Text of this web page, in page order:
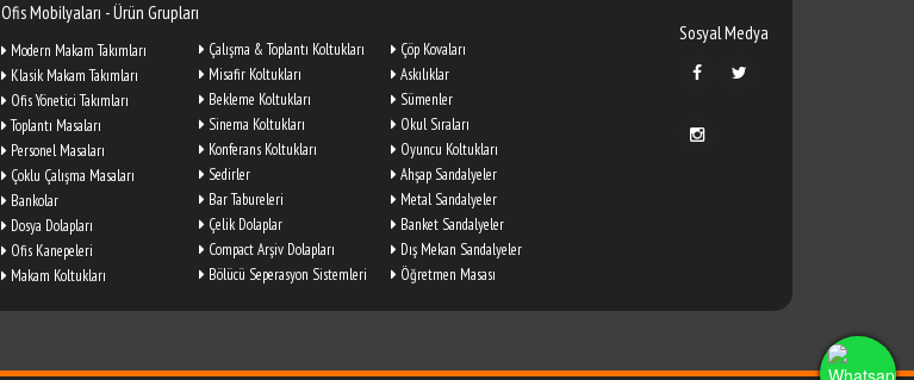
Ofis Mobilyaları - Ürün Grupları
Modern Makam Takımları
Klasik Makam Takımları
Ofis Yönetici Takımları
Toplantı Masaları
Personel Masaları
Çoklu Çalışma Masaları
Bankolar
Dosya Dolapları
Ofis Kanepeleri
Makam Koltukları
Çalışma & Toplantı Koltukları
Misafir Koltukları
Bekleme Koltukları
Sinema Koltukları
Konferans Koltukları
Sedirler
Bar Tabureleri
Çelik Dolaplar
Compact Arşiv Dolapları
Bölücü Seperasyon Sistemleri
Çöp Kovaları
Askılıklar
Sümenler
Okul Sıraları
Oyuncu Koltukları
Ahşap Sandalyeler
Metal Sandalyeler
Banket Sandalyeler
Dış Mekan Sandalyeler
Öğretmen Masası
Sosyal Medya